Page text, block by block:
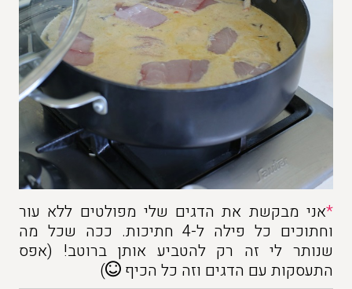
*אני מבקשת את הדגים שלי מפולטים ללא עור
וחתוכים כל פילה ל-4 חתיכות. ככה שכל מה
שנותר לי זה רק להטביע אותן ברוטב! (אפס
התעסקות עם הדגים וזה כל הכיף
)